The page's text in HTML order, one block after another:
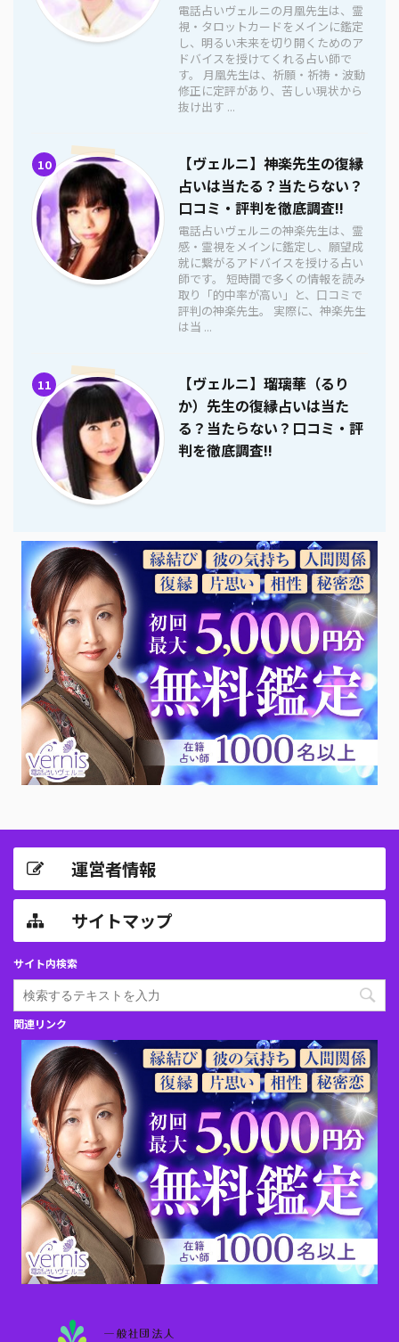
電話占いヴェルニの月凰先生は、霊
視・タロットカードをメインに鑑定
し、明るい未来を切り開くためのア
ドバイスを授けてくれる占い師で
す。 月凰先生は、祈願・祈祷・波動
修正に定評があり、苦しい現状から
抜け出す ...
10
【ヴェルニ】神楽先生の復縁
占いは当たる？当たらない？
口コミ・評判を徹底調査!!
電話占いヴェルニの神楽先生は、霊
感・霊視をメインに鑑定し、願望成
就に繋がるアドバイスを授ける占い
師です。 短時間で多くの情報を読み
取り「的中率が高い」と、口コミで
評判の神楽先生。 実際に、神楽先生
は当 ...
11
【ヴェルニ】瑠璃華（るり
か）先生の復縁占いは当た
る？当たらない？口コミ・評
判を徹底調査!!
運営者情報
サイトマップ
サイト内検索
関連リンク